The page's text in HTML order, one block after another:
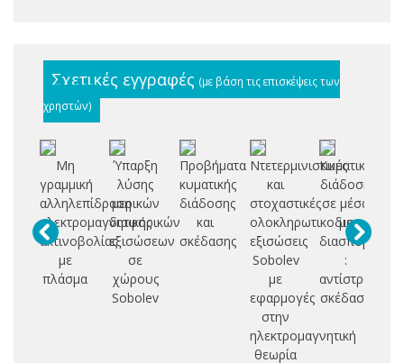
Σχετικές εγγραφές (με βάση τις επισκέψεις των
χρηστών)
Μη
γραμμική
αλληλεπίδραση
ηλεκτρομαγνητικής
ακτινοβολίας
με
πλάσμα
Ύπαρξη
λύσης
μερικών
διαφορικών
εξισώσεων
σε
χώρους
Sobolev
Προβήματα
κυματικής
διάδοσης
και
σκέδασης
Ντετερμινιστικές
και
στοχαστικές
ολοκληρωτικοδιαφορικές
εξισώσεις
Sobolev
με
εφαρμογές
στην
ηλεκτρομαγνητική
θεωρία
Κυματική
διάδοση
σε μέσα
με
διασπορά
:
αντίστροφη
σκέδαση